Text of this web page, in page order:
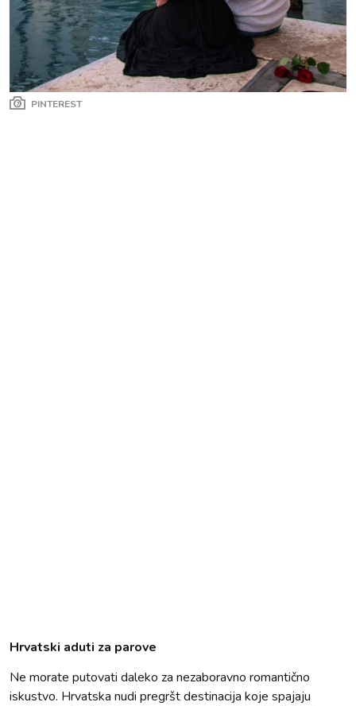
PINTEREST
Hrvatski aduti za parove
Ne morate putovati daleko za nezaboravno romantično
iskustvo. Hrvatska nudi pregršt destinacija koje spajaju